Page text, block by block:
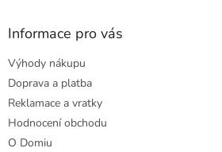
Informace pro vás
Výhody nákupu
Doprava a platba
Reklamace a vratky
Hodnocení obchodu
O Domiu